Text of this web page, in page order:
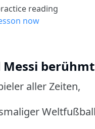
reading
now
aller Zeiten,